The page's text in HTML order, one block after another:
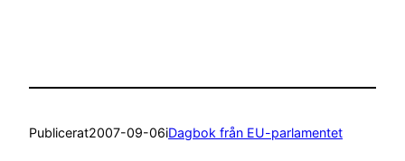
Publicerat2007-09-06iDagbok från EU-parlamentet